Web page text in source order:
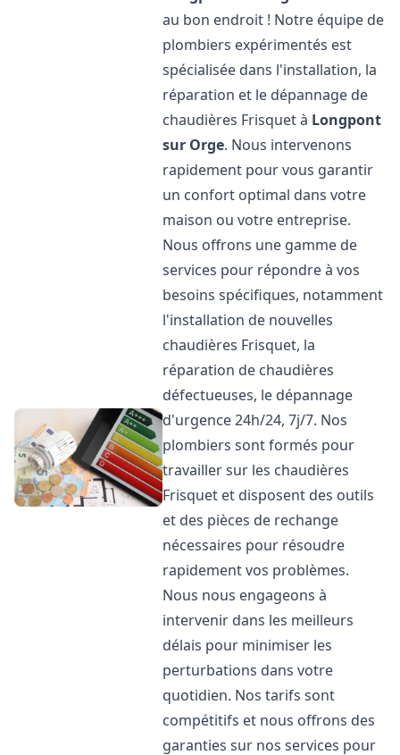
au bon endroit ! Notre équipe de
plombiers expérimentés est
spécialisée dans l'installation, la
réparation et le dépannage de
chaudières Frisquet à Longpont
sur Orge. Nous intervenons
rapidement pour vous garantir
un confort optimal dans votre
maison ou votre entreprise.
Nous offrons une gamme de
services pour répondre à vos
besoins spécifiques, notamment
l'installation de nouvelles
chaudières Frisquet, la
réparation de chaudières
défectueuses, le dépannage
d'urgence 24h/24, 7j/7. Nos
plombiers sont formés pour
travailler sur les chaudières
Frisquet et disposent des outils
et des pièces de rechange
nécessaires pour résoudre
rapidement vos problèmes.
Nous nous engageons à
intervenir dans les meilleurs
délais pour minimiser les
perturbations dans votre
quotidien. Nos tarifs sont
compétitifs et nous offrons des
garanties sur nos services pour